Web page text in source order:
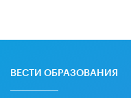
ВЕСТИ ОБРАЗОВАНИЯ